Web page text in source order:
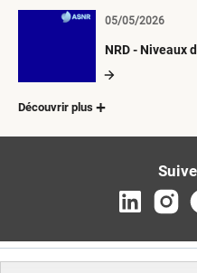
NRD - Niveaux
05/05/2026
Découvrir plus